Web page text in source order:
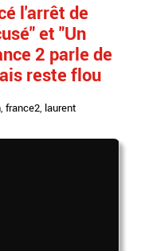
l'arrêt de
et "Un
2 parle de
reste flou
,france2, laurent